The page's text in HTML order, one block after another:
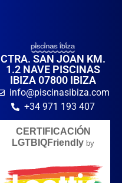
CTRA. SAN JOAN KM.
1.2 NAVE PISCINAS
IBIZA 07800 IBIZA
info@piscinasibiza.com
+34 971 193 407